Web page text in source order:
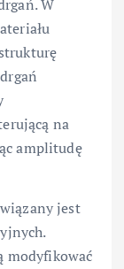
W
na
amplitudę
jest
modyfikować